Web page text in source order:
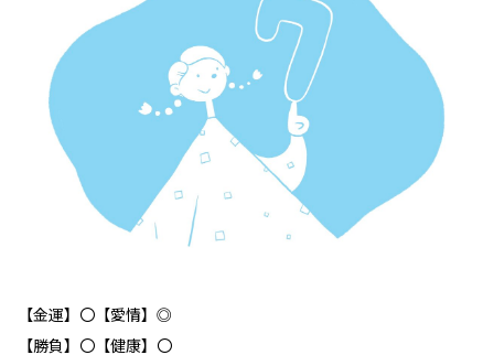
【金運】〇【愛情】◎
【勝負】〇【健康】〇